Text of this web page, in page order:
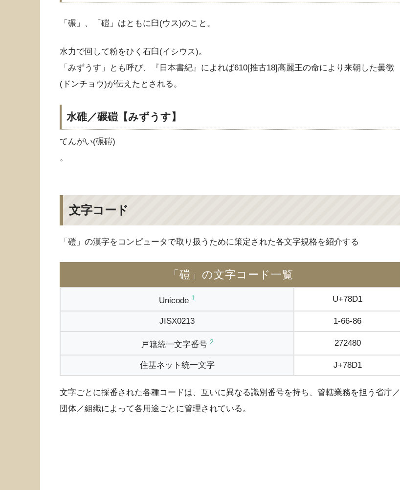
「碾」、「磑」はともに臼(ウス)のこと。
水力で回して粉をひく石臼(イシウス)。
「みずうす」とも呼び、『日本書紀』によれば610[推古18]高麗王の命により来朝した曇徴
(ドンチョウ)が伝えたとされる。
水碓／碾磑【みずうす】
てんがい(碾磑)
。
文字コード
「磑」の漢字をコンピュータで取り扱うために策定された各文字規格を紹介する
「磑」の文字コード一覧
Unicode 1 U+78D1
JISX0213 1-66-86
戸籍統一文字番号 2 272480
住基ネット統一文字 J+78D1
文字ごとに採番された各種コードは、互いに異なる識別番号を持ち、管轄業務を担う省庁／
団体／組織によって各用途ごとに管理されている。